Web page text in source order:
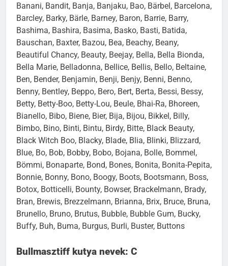
Banani, Bandit, Banja, Banjaku, Bao, Bärbel, Barcelona,
Barcley, Barky, Bärle, Barney, Baron, Barrie, Barry,
Bashima, Bashira, Basima, Basko, Basti, Batida,
Bauschan, Baxter, Bazou, Bea, Beachy, Beany,
Beautiful Chancy, Beauty, Beejay, Bella, Bella Bionda,
Bella Marie, Belladonna, Bellice, Bellis, Bello, Beltaine,
Ben, Bender, Benjamin, Benji, Benjy, Benni, Benno,
Benny, Bentley, Beppo, Bero, Bert, Berta, Bessi, Bessy,
Betty, Betty-Boo, Betty-Lou, Beule, Bhai-Ra, Bhoreen,
Bianello, Bibo, Biene, Bier, Bija, Bijou, Bikkel, Billy,
Bimbo, Bino, Binti, Bintu, Birdy, Bitte, Black Beauty,
Black Witch Boo, Blacky, Blade, Blia, Blinki, Blizzard,
Blue, Bo, Bob, Bobby, Bobo, Bojana, Bolle, Bommel,
Bömmi, Bonaparte, Bond, Bones, Bonita, Bonita-Pepita,
Bonnie, Bonny, Bono, Boogy, Boots, Bootsmann, Boss,
Botox, Botticelli, Bounty, Bowser, Brackelmann, Brady,
Bran, Brewis, Brezzelmann, Brianna, Brix, Bruce, Bruna,
Brunello, Bruno, Brutus, Bubble, Bubble Gum, Bucky,
Buffy, Buh, Buma, Burgus, Burli, Buster, Buttons
Bullmasztiff kutya nevek: C